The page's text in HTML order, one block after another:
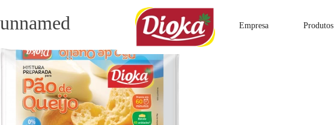
to
Empresa Produtos
unnamed